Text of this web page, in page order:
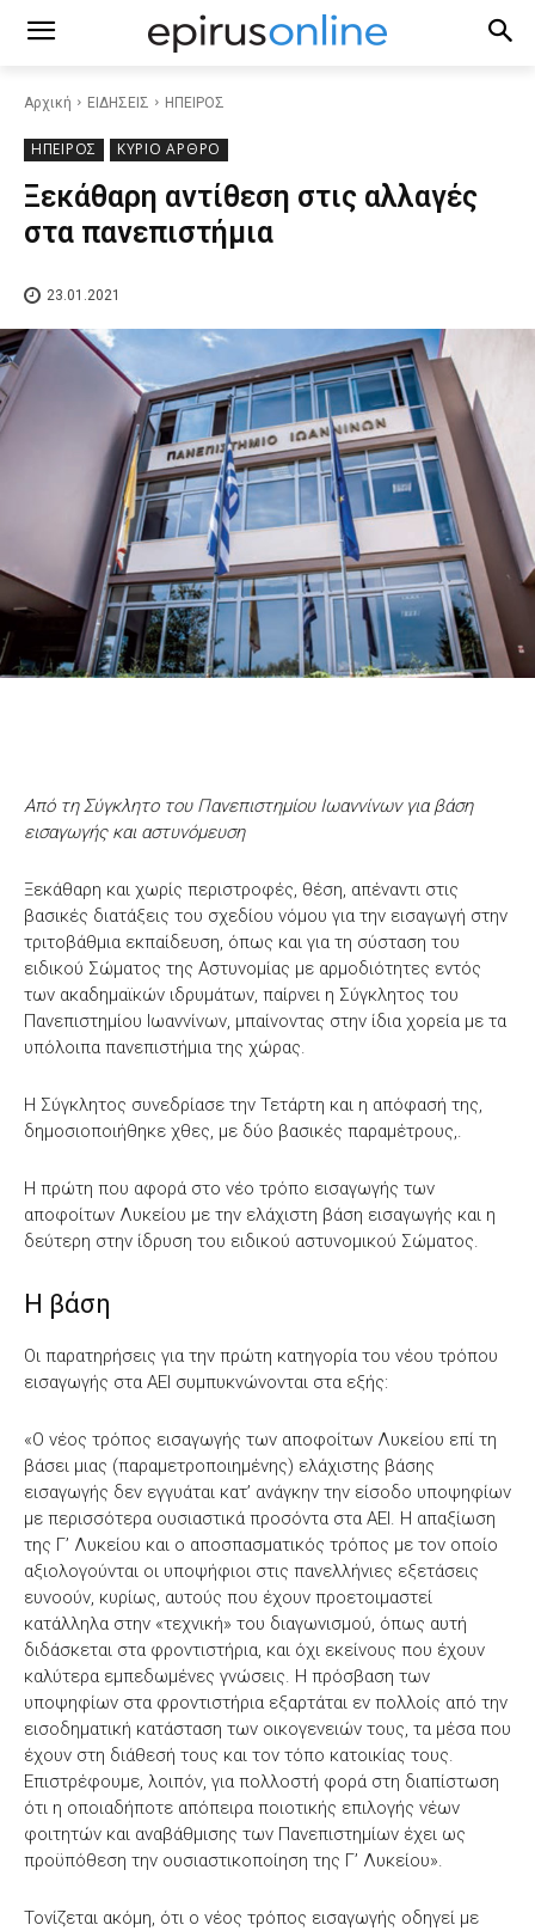
Αρχική ΕΙΔΗΣΕΙΣ ΗΠΕΙΡΟΣ
ΗΠΕΙΡΟΣ ΚΥΡΙΟ ΑΡΘΡΟ
Ξεκάθαρη αντίθεση στις αλλαγές
στα πανεπιστήμια
23.01.2021
Από τη Σύγκλητο του Πανεπιστημίου Ιωαννίνων για βάση
εισαγωγής και αστυνόμευση
Ξεκάθαρη και χωρίς περιστροφές, θέση, απέναντι στις
βασικές διατάξεις του σχεδίου νόμου για την εισαγωγή στην
τριτοβάθμια εκπαίδευση, όπως και για τη σύσταση του
ειδικού Σώματος της Αστυνομίας με αρμοδιότητες εντός
των ακαδημαϊκών ιδρυμάτων, παίρνει η Σύγκλητος του
Πανεπιστημίου Ιωαννίνων, μπαίνοντας στην ίδια χορεία με τα
υπόλοιπα πανεπιστήμια της χώρας.
Η Σύγκλητος συνεδρίασε την Τετάρτη και η απόφασή της,
δημοσιοποιήθηκε χθες, με δύο βασικές παραμέτρους,.
Η πρώτη που αφορά στο νέο τρόπο εισαγωγής των
αποφοίτων Λυκείου με την ελάχιστη βάση εισαγωγής και η
δεύτερη στην ίδρυση του ειδικού αστυνομικού Σώματος.
Η βάση
Οι παρατηρήσεις για την πρώτη κατηγορία του νέου τρόπου
εισαγωγής στα ΑΕΙ συμπυκνώνονται στα εξής:
«Ο νέος τρόπος εισαγωγής των αποφοίτων Λυκείου επί τη
βάσει μιας (παραμετροποιημένης) ελάχιστης βάσης
εισαγωγής δεν εγγυάται κατ’ ανάγκην την είσοδο υποψηφίων
με περισσότερα ουσιαστικά προσόντα στα ΑΕΙ. Η απαξίωση
της Γ’ Λυκείου και ο αποσπασματικός τρόπος με τον οποίο
αξιολογούνται οι υποψήφιοι στις πανελλήνιες εξετάσεις
ευνοούν, κυρίως, αυτούς που έχουν προετοιμαστεί
κατάλληλα στην «τεχνική» του διαγωνισμού, όπως αυτή
διδάσκεται στα φροντιστήρια, και όχι εκείνους που έχουν
καλύτερα εμπεδωμένες γνώσεις. Η πρόσβαση των
υποψηφίων στα φροντιστήρια εξαρτάται εν πολλοίς από την
εισοδηματική κατάσταση των οικογενειών τους, τα μέσα που
έχουν στη διάθεσή τους και τον τόπο κατοικίας τους.
Επιστρέφουμε, λοιπόν, για πολλοστή φορά στη διαπίστωση
ότι η οποιαδήποτε απόπειρα ποιοτικής επιλογής νέων
φοιτητών και αναβάθμισης των Πανεπιστημίων έχει ως
προϋπόθεση την ουσιαστικοποίηση της Γ’ Λυκείου».
Τονίζεται ακόμη, ότι ο νέος τρόπος εισαγωγής οδηγεί με